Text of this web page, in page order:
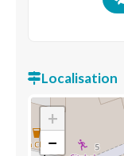
Localisation
+
−